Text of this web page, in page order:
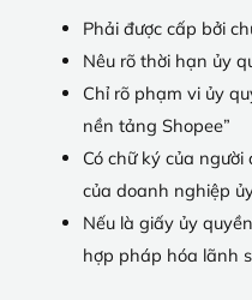
Phải được cấp bởi
Nêu rõ thời hạn ủy
Chỉ rõ phạm vi ủy
nền tảng Shopee”
Có chữ ký của
của doanh nghiệp
Nếu là giấy ủy
hợp pháp hóa lãnh